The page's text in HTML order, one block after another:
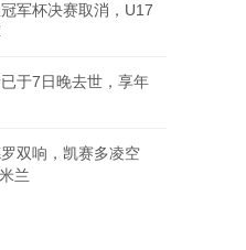
军杯决赛取消，U17
于7日晚去世，享年
双响，凯赛多凌空
兰